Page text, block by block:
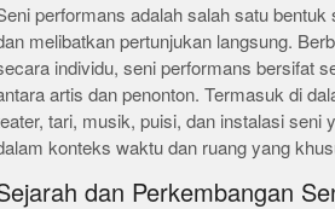
performans adalah salah satu
melibatkan pertunjukan langsung.
individu, seni performans bersifat
artis dan penonton. Termasuk di
tari, musik, puisi, dan instalasi seni
konteks waktu dan ruang yang
dan Perkembangan